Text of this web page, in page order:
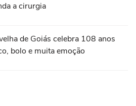
a cirurgia
de Goiás celebra 108 anos
bolo e muita emoção